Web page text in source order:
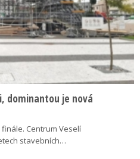
dominantou je nová
Centrum Veselí
stavebních…